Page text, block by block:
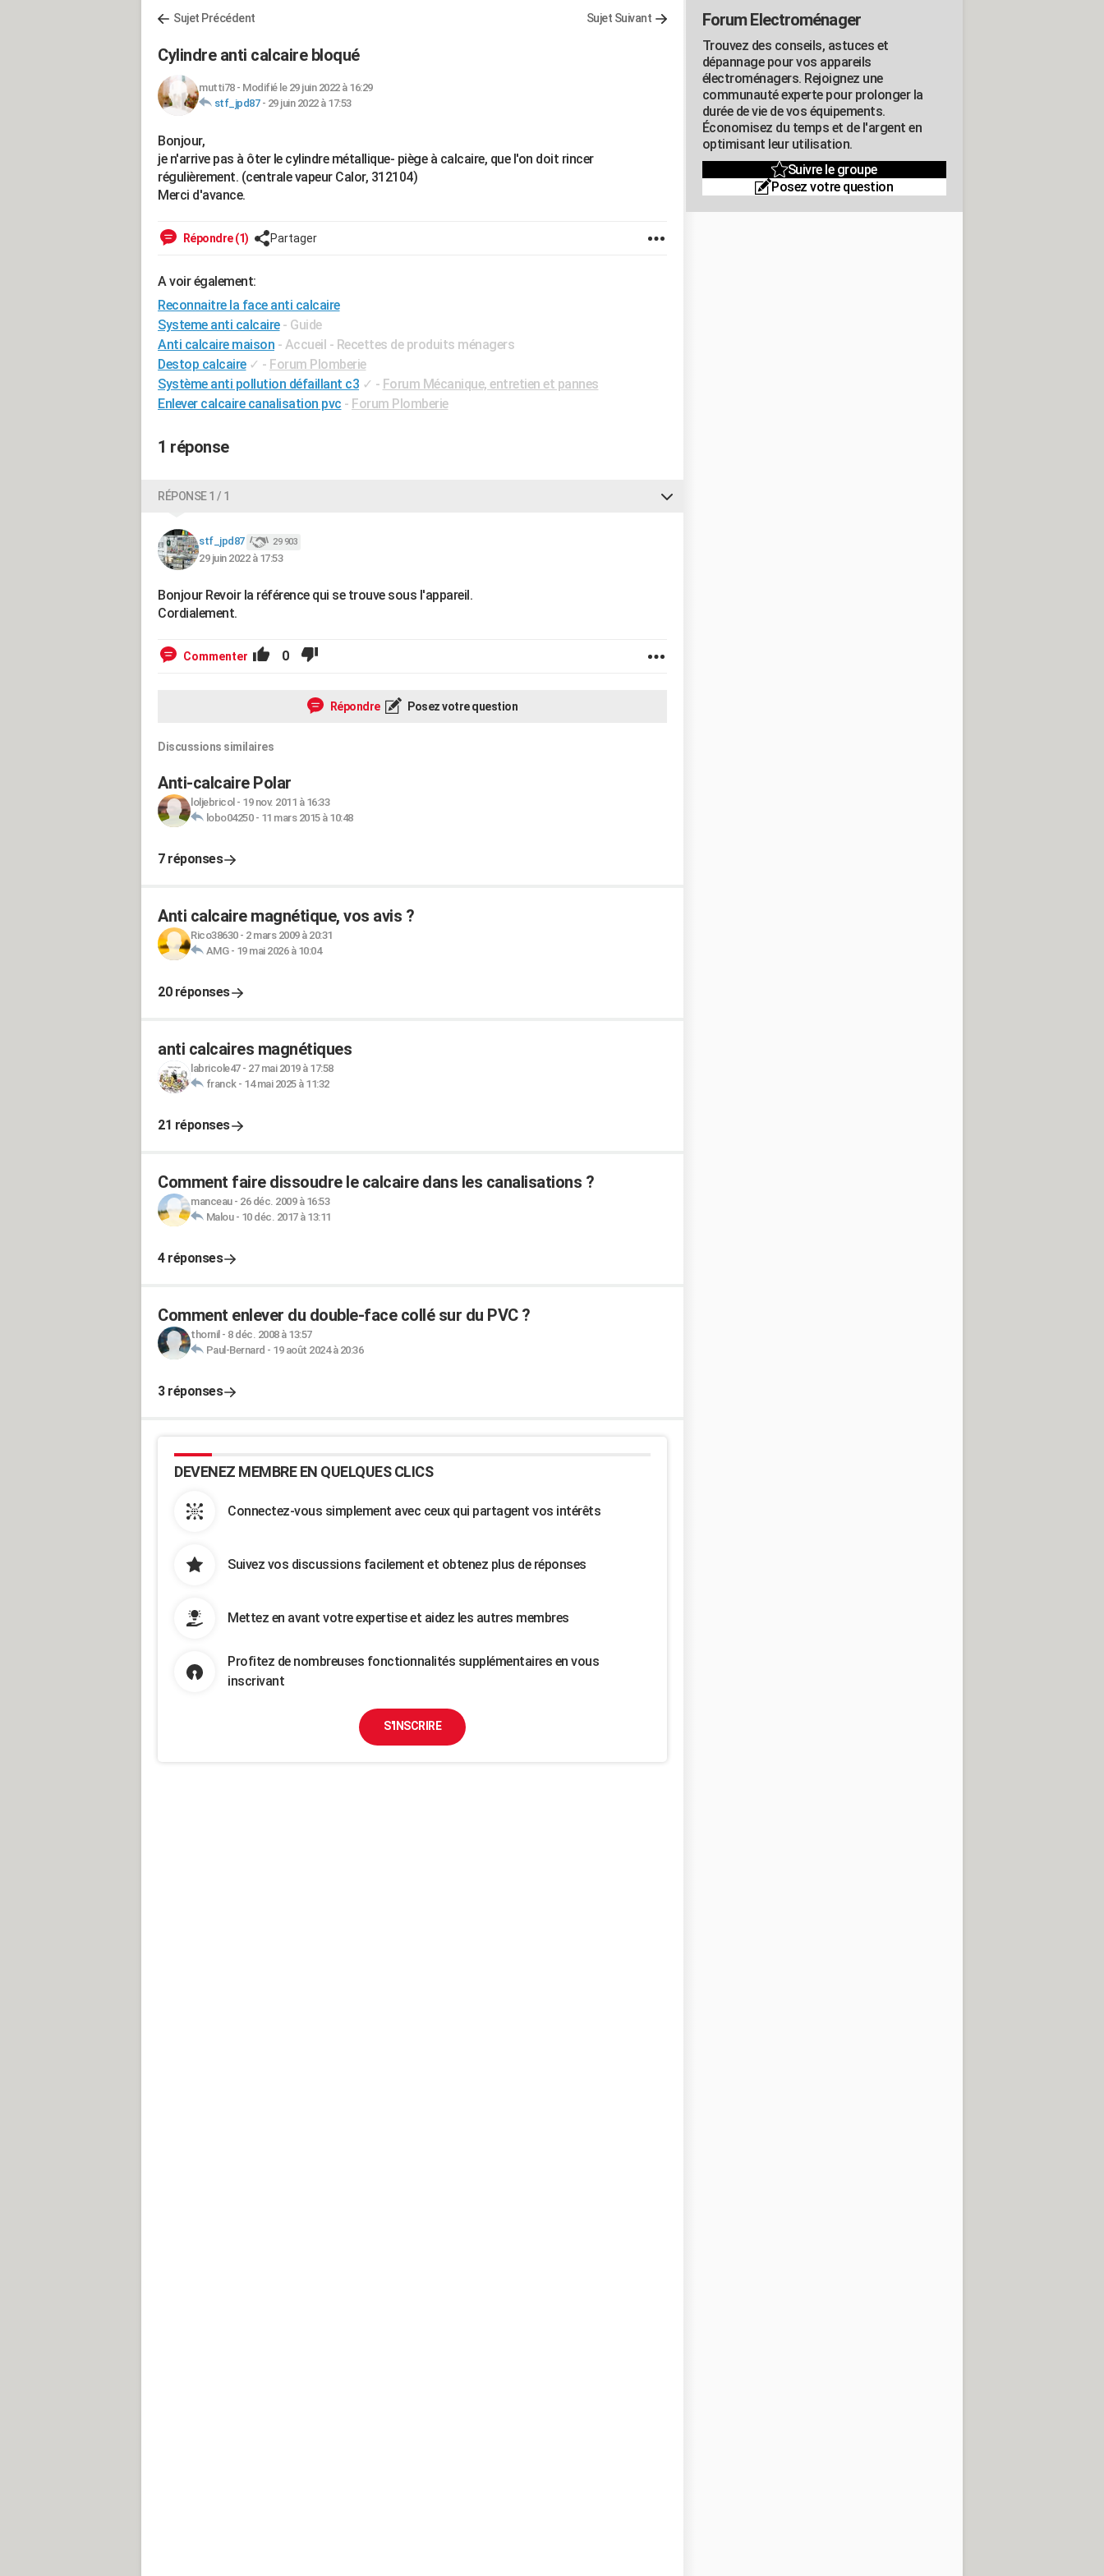
Sujet Précédent Sujet Suivant
Cylindre anti calcaire bloqué
mutti78- Modifié le 29 juin 2022 à 16:29
stf_jpd87- 29 juin 2022 à 17:53
Bonjour,
je n'arrive pas à ôter le cylindre métallique- piège à calcaire, que l'on doit rincer
régulièrement. (centrale vapeur Calor, 312104)
Merci d'avance.
Répondre (1) Partager
A voir également:
Reconnaitre la face anti calcaire
Systeme anti calcaire - Guide
Anti calcaire maison - Accueil - Recettes de produits ménagers
Destop calcaire ✓ - Forum Plomberie
Système anti pollution défaillant c3 ✓ - Forum Mécanique, entretien et pannes
Enlever calcaire canalisation pvc - Forum Plomberie
1 réponse
RÉPONSE 1 / 1
stf_jpd87 29 903
29 juin 2022 à 17:53
Bonjour Revoir la référence qui se trouve sous l'appareil.
Cordialement.
Commenter 0
Répondre Posez votre question
Discussions similaires
Anti-calcaire Polar
loljebricol - 19 nov. 2011 à 16:33
lobo04250- 11 mars 2015 à 10:48
7 réponses
Anti calcaire magnétique, vos avis ?
Rico38630- 2 mars 2009 à 20:31
AMG- 19 mai 2026 à 10:04
20 réponses
anti calcaires magnétiques
labricole47- 27 mai 2019 à 17:58
franck- 14 mai 2025 à 11:32
21 réponses
Comment faire dissoudre le calcaire dans les canalisations ?
manceau- 26 déc. 2009 à 16:53
Malou- 10 déc. 2017 à 13:11
4 réponses
Comment enlever du double-face collé sur du PVC ?
thornil - 8 déc. 2008 à 13:57
Paul-Bernard - 19 août 2024 à 20:36
3 réponses
DEVENEZ MEMBRE EN QUELQUES CLICS
Connectez-vous simplement avec ceux qui partagent vos intérêts
Suivez vos discussions facilement et obtenez plus de réponses
Mettez en avant votre expertise et aidez les autres membres
Profitez de nombreuses fonctionnalités supplémentaires en vous
inscrivant
S'INSCRIRE
Forum Electroménager
Trouvez des conseils, astuces et
dépannage pour vos appareils
électroménagers. Rejoignez une
communauté experte pour prolonger la
durée de vie de vos équipements.
Économisez du temps et de l'argent en
optimisant leur utilisation.
Suivre le groupe
Posez votre question